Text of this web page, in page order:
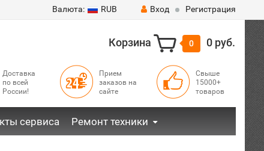
Валюта: RUB Вход Регистрация
Корзина 0 0 руб.
Доставка
по всей
России!
Прием
заказов на
сайте
Свыше
15000+
товаров
сервиса Ремонт техники